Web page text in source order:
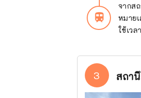
train
จากส
หมาย
ใช้เว
3 สถา